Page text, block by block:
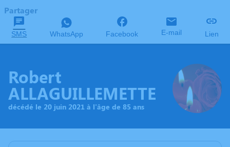
Partager
SMS WhatsApp Facebook E-mail Lien
Robert
ALLAGUILLEMETTE
décédé le 20 juin 2021 à l'âge de 85 ans